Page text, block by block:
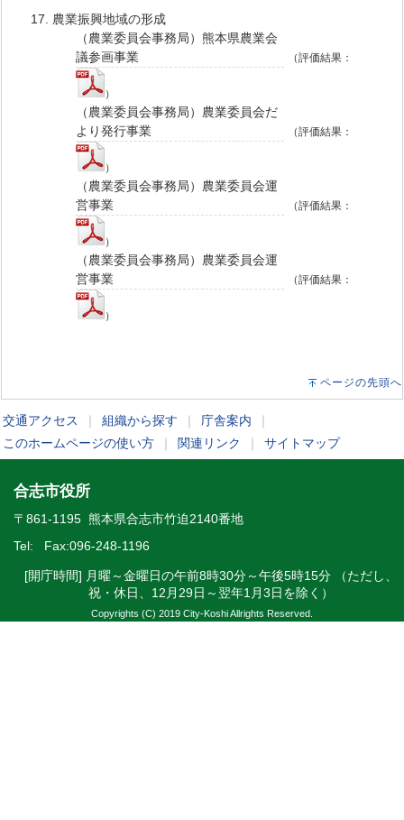
17. 農業振興地域の形成
（農業委員会事務局）熊本県農業会
議参画事業
（評価結果：
）
（農業委員会事務局）農業委員会だ
より発行事業
（評価結果：
）
（農業委員会事務局）農業委員会運
営事業
（評価結果：
）
（農業委員会事務局）農業委員会運
営事業
（評価結果：
）
ページの先頭へ
交通アクセス 組織から探す 庁舎案内
このホームページの使い方
関連リンク サイトマップ
合志市役所
〒861-1195 熊本県合志市竹迫2140番地
Tel: Fax:096-248-1196
[開庁時間] 月曜～金曜日の午前8時30分～午後5時15分 （ただし、
祝・休日、12月29日～翌年1月3日を除く）
Copyrights (C) 2019 City-Koshi Allrights Reserved.